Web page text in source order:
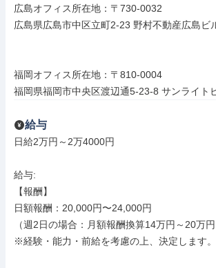
広島オフィス所在地：〒730-0032
広島県広島市中区立町2-23 野村不動産広島ビ
福岡オフィス所在地：〒810-0004
福岡県福岡市中央区渡辺通5-23-8 サンライト
給与
日給2万円～2万4000円
給与:
【報酬】
日額報酬：20,000円〜24,000円
（週2日の場合：月額報酬換算14万円～20万円
※経験・能力・前給を考慮の上、決定します。